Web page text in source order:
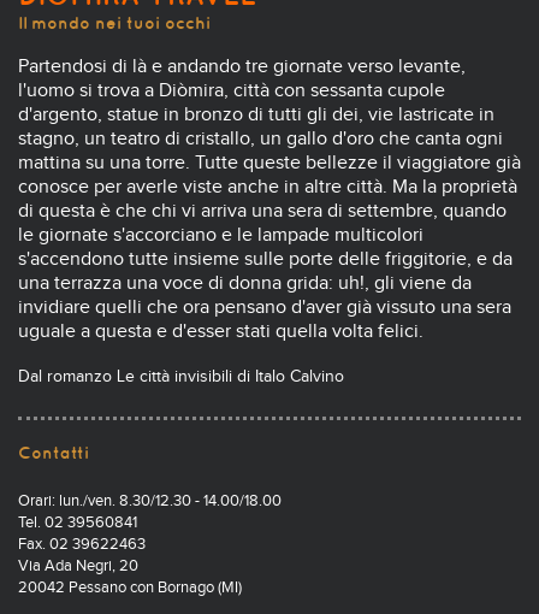
Il mondo nei tuoi occhi
Partendosi di là e andando tre giornate verso levante,
l'uomo si trova a Diòmira, città con sessanta cupole
d'argento, statue in bronzo di tutti gli dei, vie lastricate in
stagno, un teatro di cristallo, un gallo d'oro che canta ogni
mattina su una torre. Tutte queste bellezze il viaggiatore già
conosce per averle viste anche in altre città. Ma la proprietà
di questa è che chi vi arriva una sera di settembre, quando
le giornate s'accorciano e le lampade multicolori
s'accendono tutte insieme sulle porte delle friggitorie, e da
una terrazza una voce di donna grida: uh!, gli viene da
invidiare quelli che ora pensano d'aver già vissuto una sera
uguale a questa e d'esser stati quella volta felici.
Dal romanzo Le città invisibili di Italo Calvino
Contatti
Orari: lun./ven. 8.30/12.30 - 14.00/18.00
Tel. 02 39560841
Fax. 02 39622463
Via Ada Negri, 20
20042 Pessano con Bornago (MI)